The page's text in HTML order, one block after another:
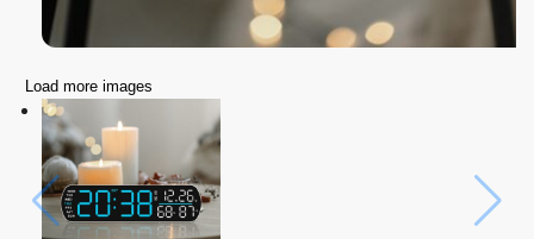
Load more images